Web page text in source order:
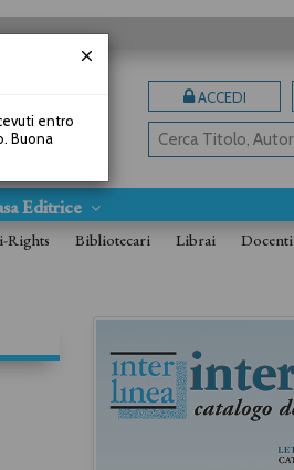
ACCEDI
Editrice
Bibliotecari Librai Docenti
entro
Buona